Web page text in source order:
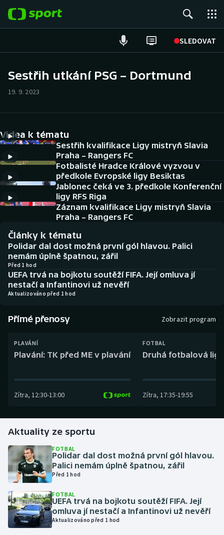
SLEDOVAT
Hokej
Tenis
Atletika
Cyklistika
DALŠÍ SPORTY
Americký fotbal
Baseball a softbal
Basketbal
Biatlon
Curling
Florbal
Golf
Gymnastika
Házená
Jezdectví
NEPŘEHLÉDNĚTE
Soutěže
Historické návraty
Aplikace ČT sport
Sestřih utkání PSG – Dortmund
19. 9. 2023
Videa k tématu
Sestřih kvalifikace Ligy mistryň Slavia
Praha – Rangers FC
Fotbalisté Hradce Králové vyzvou v
předkole Evropské ligy Besiktas
Jablonec čeká ve 3. předkole Konferenční
ligy RFS Riga
Záznam kvalifikace Ligy mistryň Slavia
Praha – Rangers FC
Články k tématu
Polidar dal dost možná první gól hlavou. Palici
nemám úplně špatnou, zářil
Před 1 hod
UEFA trvá na bojkotu soutěží FIFA. Její omluva jí
nestačí a Infantinovi už nevěří
Aktualizováno před 1 hod
Přímé přenosy Zobrazit program
PLAVÁNÍ
Plavání: TK před ME v plavání
Zítra, 12:30-13:00
FOTBAL
Druhá fotbalová
Zítra, 17:35-19:55
Aktuality ze sportu
FOTBAL
Polidar dal dost možná první gól hlavou.
Palici nemám úplně špatnou, zářil
Před 1 hod
FOTBAL
UEFA trvá na bojkotu soutěží FIFA. Její
omluva jí nestačí a Infantinovi už nevěří
Aktualizováno před 1 hod